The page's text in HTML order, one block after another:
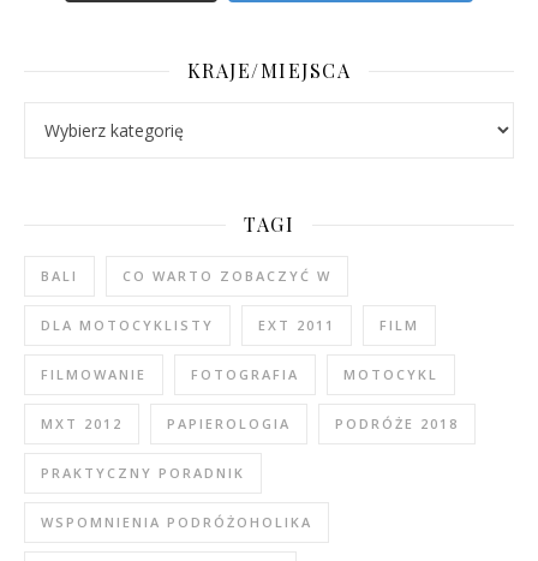
KRAJE/MIEJSCA
TAGI
BALI CO WARTO ZOBACZYĆ W
DLA MOTOCYKLISTY EXT 2011 FILM
FILMOWANIE FOTOGRAFIA MOTOCYKL
MXT 2012 PAPIEROLOGIA PODRÓŻE 2018
PRAKTYCZNY PORADNIK
WSPOMNIENIA PODRÓŻOHOLIKA